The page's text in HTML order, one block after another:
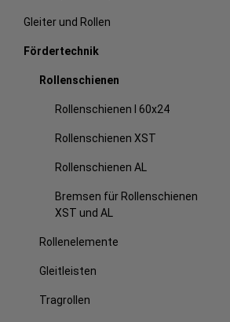
Gleiter und Rollen
Fördertechnik
Rollenschienen
Rollenschienen I 60x24
Rollenschienen XST
Rollenschienen AL
Bremsen für Rollenschienen
XST und AL
Rollenelemente
Gleitleisten
Tragrollen